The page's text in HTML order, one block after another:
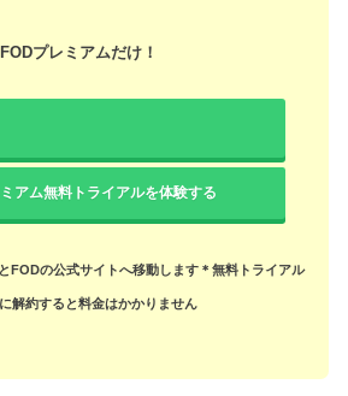
FODプレミアムだけ！
アム無料トライアルを体験する
FODの公式サイトへ移動します ＊無料トライアル
解約すると料金はかかりません